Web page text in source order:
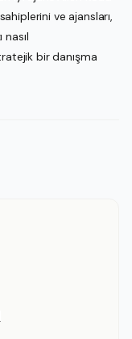
ve ajansları,
nasıl
bir danışma